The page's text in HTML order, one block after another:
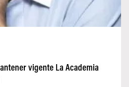
vigente La Academia